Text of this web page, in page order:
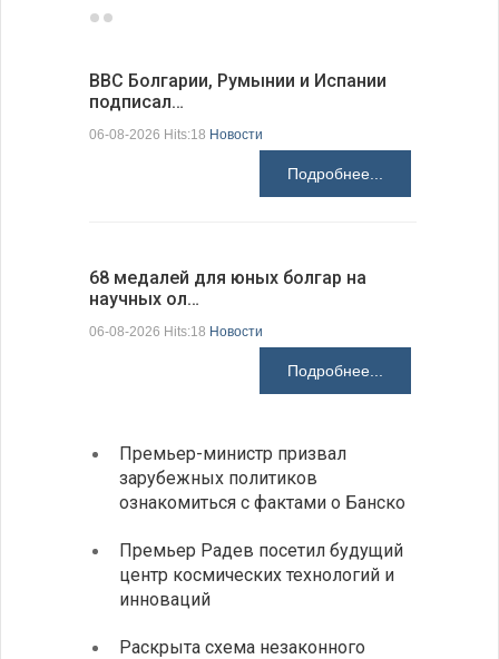
ВВС Болгарии, Румынии и Испании
подписал…
06-08-2026 Hits:18 Новости
Подробнее...
68 медалей для юных болгар на
научных ол…
06-08-2026 Hits:18 Новости
Подробнее...
Премьер-министр призвал
зарубежных политиков
ознакомиться с фактами о Банско
Премьер Радев посетил будущий
центр космических технологий и
инноваций
Раскрыта схема незаконного